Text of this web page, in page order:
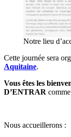
Notre lieu
Cette journée sera
Aquitaine.
Vous êtes les
D’ENTRAR
Nous accueillerons :